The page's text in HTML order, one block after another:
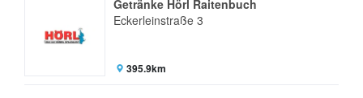
Getränke Hörl Raitenbuch
Eckerleinstraße 3
395.9km